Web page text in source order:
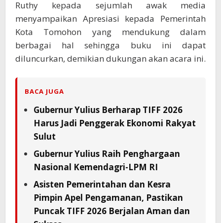
Ruthy kepada sejumlah awak media
menyampaikan Apresiasi kepada Pemerintah
Kota Tomohon yang mendukung dalam
berbagai hal sehingga buku ini dapat
diluncurkan, demikian dukungan akan acara ini.
BACA JUGA
Gubernur Yulius Berharap TIFF 2026
Harus Jadi Penggerak Ekonomi Rakyat
Sulut
Gubernur Yulius Raih Penghargaan
Nasional Kemendagri-LPM RI
Asisten Pemerintahan dan Kesra
Pimpin Apel Pengamanan, Pastikan
Puncak TIFF 2026 Berjalan Aman dan